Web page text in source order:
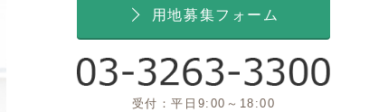
用地募集フォーム
受付：平日9:00～18:00